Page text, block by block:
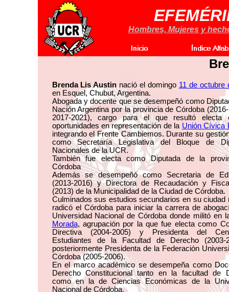
Hombres, Mujeres y
Brenda Lis Austin nació el domingo 11 de octubre
en Esquel, Chubut, Argentina.
Abogada y docente que se desempeñó como
Nación Argentina por la provincia de Córdoba
2017-2021), cargo para el que resultó electa
oportunidades en representación de la Unión Cívica
integrando el Frente Cambiemos. Durante su
como Secretaría Legislativa del Bloque de
Nacionales de la UCR.
También fue electa como Diputada de la
Córdoba
Además se desempeñó como Secretaria de
(2013-2016) y Directora de Recaudación y
(2013) de la Municipalidad de la Ciudad de Córdoba.
Culminados sus estudios secundarios en su ciudad
radicó el Córdoba para iniciar la carrera de
Universidad Nacional de Córdoba donde militó en
Morada, agrupación por la que fue electa como
Directiva (2004-2005) y Presidenta del
Estudiantes de la Facultad de Derecho (2003-
posteriormente Presidenta de la Federación
Córdoba (2005-2006).
En el marco académico se desempeña como
Derecho Constitucional tanto en la facultad de
como en la de Ciencias Económicas de la
Nacional de Córdoba.